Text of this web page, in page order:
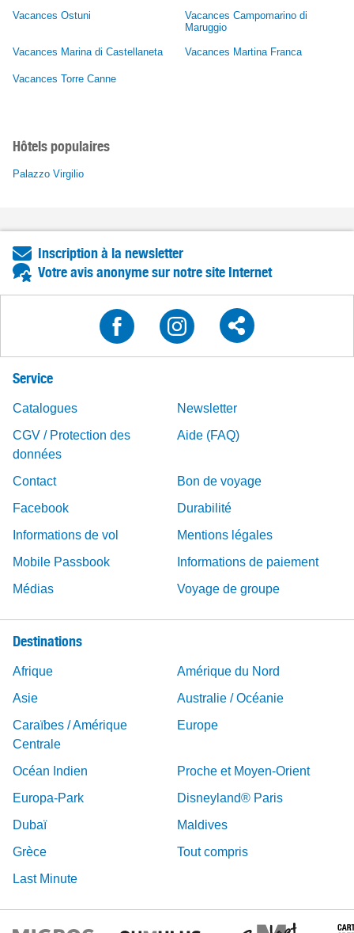
Vacances Ostuni
Vacances Campomarino di
Maruggio
Vacances Marina di Castellaneta Vacances Martina Franca
Vacances Torre Canne
Hôtels populaires
Palazzo Virgilio
Inscription à la newsletter
Votre avis anonyme sur notre site Internet
Service
Catalogues
Newsletter
CGV / Protection des
données
Aide (FAQ)
Contact
Bon de voyage
Facebook
Durabilité
Informations de vol
Mentions légales
Mobile Passbook
Informations de paiement
Médias
Voyage de groupe
Destinations
Afrique
Amérique du Nord
Asie
Australie / Océanie
Caraïbes / Amérique
Centrale
Europe
Océan Indien
Proche et Moyen-Orient
Europa-Park
Disneyland® Paris
Dubaï
Maldives
Grèce
Tout compris
Last Minute